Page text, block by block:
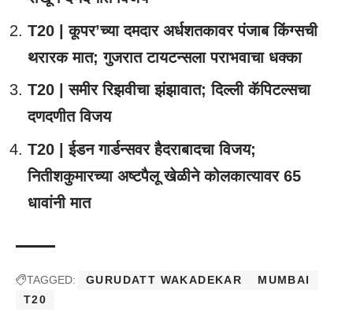
T20 | कूपर’च्या दमदार अर्धशतकावर पंजाब किंग्सची
थरारक मात; गुजरात टायटन्सला पराभवाचा धक्का
T20 | समीर रिझवीचा झंझावात; दिल्ली कॅपिटल्सचा
दणदणीत विजय
T20 | ईडन गार्डन्सवर हैदराबादचा विजय;
नितीशकुमारच्या अष्टपैलू खेळीने कोलकात्यावर 65
धावांनी मात
TAGGED: GURUDATT WAKADEKAR
MUMBAI
T20